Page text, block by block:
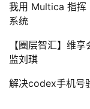
我用 Multica 指挥
系统
【圈层智汇】维
监刘琪
解决codex手机号